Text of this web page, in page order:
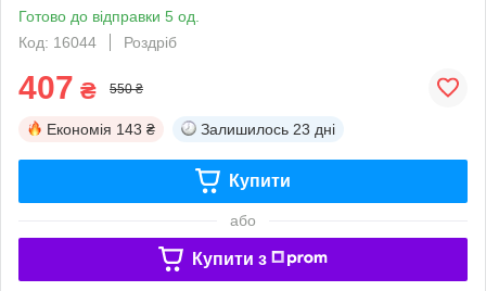
Готово до відправки 5 од.
Код: 16044
Роздріб
407 ₴ 550 ₴
Економія 143 ₴ Залишилось 23 дні
Купити
або
Купити з